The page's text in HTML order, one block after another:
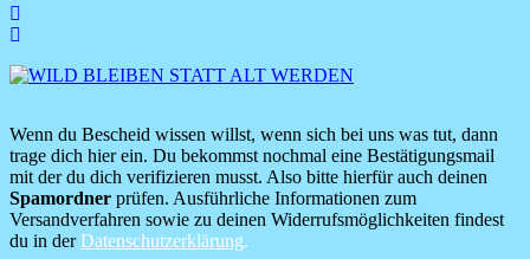
Wenn du Bescheid wissen willst, wenn sich bei uns was tut, dann
trage dich hier ein. Du bekommst nochmal eine Bestätigungsmail
mit der du dich verifizieren musst. Also bitte hierfür auch deinen
Spamordner prüfen. Ausführliche Informationen zum
Versandverfahren sowie zu deinen Widerrufsmöglichkeiten findest
du in derDatenschutzerklärung.